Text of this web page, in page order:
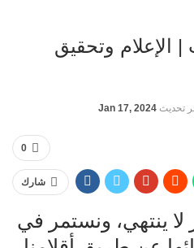
وتحقيق
تحديث Jan 17, 2024
0
شارك
لا ينتهي، ونستمر في